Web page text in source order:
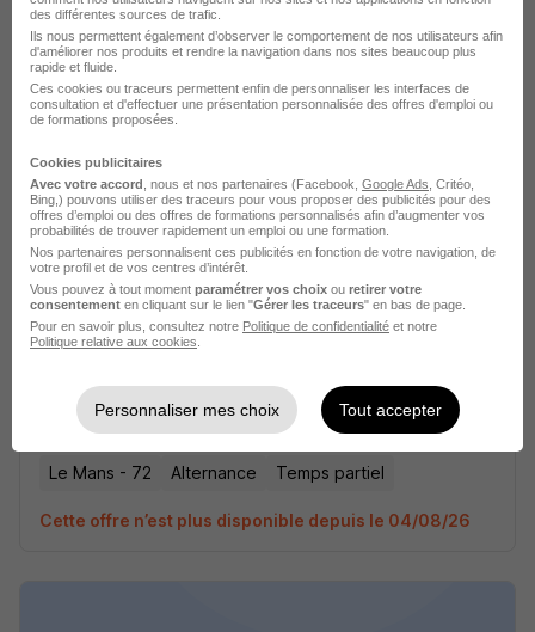
Assistant de Vie - Alternance H/F
VIVRE ADOM
Le Mans - 72
Cette offre n’est plus disponible depuis le 16/06/26
Auxiliaire de Vie en Alternance H/F
Vitalliance
Le Mans - 72 Alternance Temps partiel
Cette offre n’est plus disponible depuis le 04/08/26
des différentes sources de trafic.
Ils nous permettent également d’observer le comportement de nos utilisateurs afin
d'améliorer nos produits et rendre la navigation dans nos sites beaucoup plus
rapide et fluide.
Ces cookies ou traceurs permettent enfin de personnaliser les interfaces de
consultation et d'effectuer une présentation personnalisée des offres d'emploi ou
de formations proposées.
Cookies publicitaires
Avec votre accord , nous et nos partenaires (Facebook, Google Ads , Critéo,
Bing,) pouvons utiliser des traceurs pour vous proposer des publicités pour des
offres d’emploi ou des offres de formations personnalisés afin d’augmenter vos
probabilités de trouver rapidement un emploi ou une formation.
Nos partenaires personnalisent ces publicités en fonction de votre navigation, de
votre profil et de vos centres d’intérêt.
Vous pouvez à tout moment paramétrer vos choix ou retirer votre
consentement en cliquant sur le lien "Gérer les traceurs" en bas de page.
Pour en savoir plus, consultez notre Politique de confidentialité et notre
Politique relative aux cookies
Personnaliser mes choix Tout accepter